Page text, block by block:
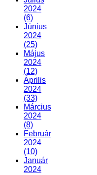
2024
(6)
Június
2024
(25)
Május
2024
(12)
Április
2024
(33)
Március
2024
(8)
Február
2024
(10)
Január
2024